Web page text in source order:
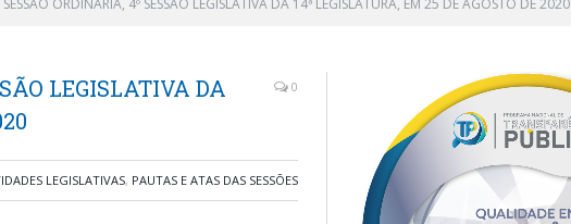
LEGISLATIVA DA
0
LEGISLATIVAS, PAUTAS E ATAS DAS SESSÕES